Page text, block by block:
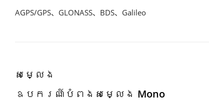
AGPS/GPS、GLONASS、BDS、Galileo
សម្លេង
ឧបករណ៍បំពងសម្លេង ​Mono